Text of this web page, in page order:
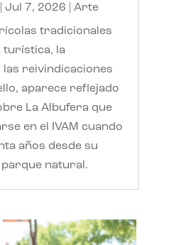
Jul 7, 2026 Arte
tradicionales
turística, la
reivindicaciones
aparece reflejado
La Albufera que
en el IVAM cuando
años desde su
natural.